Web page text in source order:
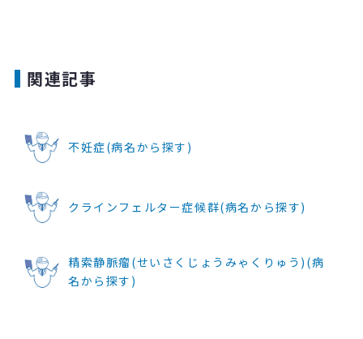
関連記事
不妊症(病名から探す)
クラインフェルター症候群(病名から探す)
精索静脈瘤(せいさくじょうみゃくりゅう)(病
名から探す)